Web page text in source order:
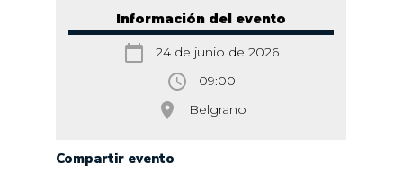
Información del evento
calendar_today 24 de junio de 2026
access_time 09:00
room Belgrano
Compartir evento